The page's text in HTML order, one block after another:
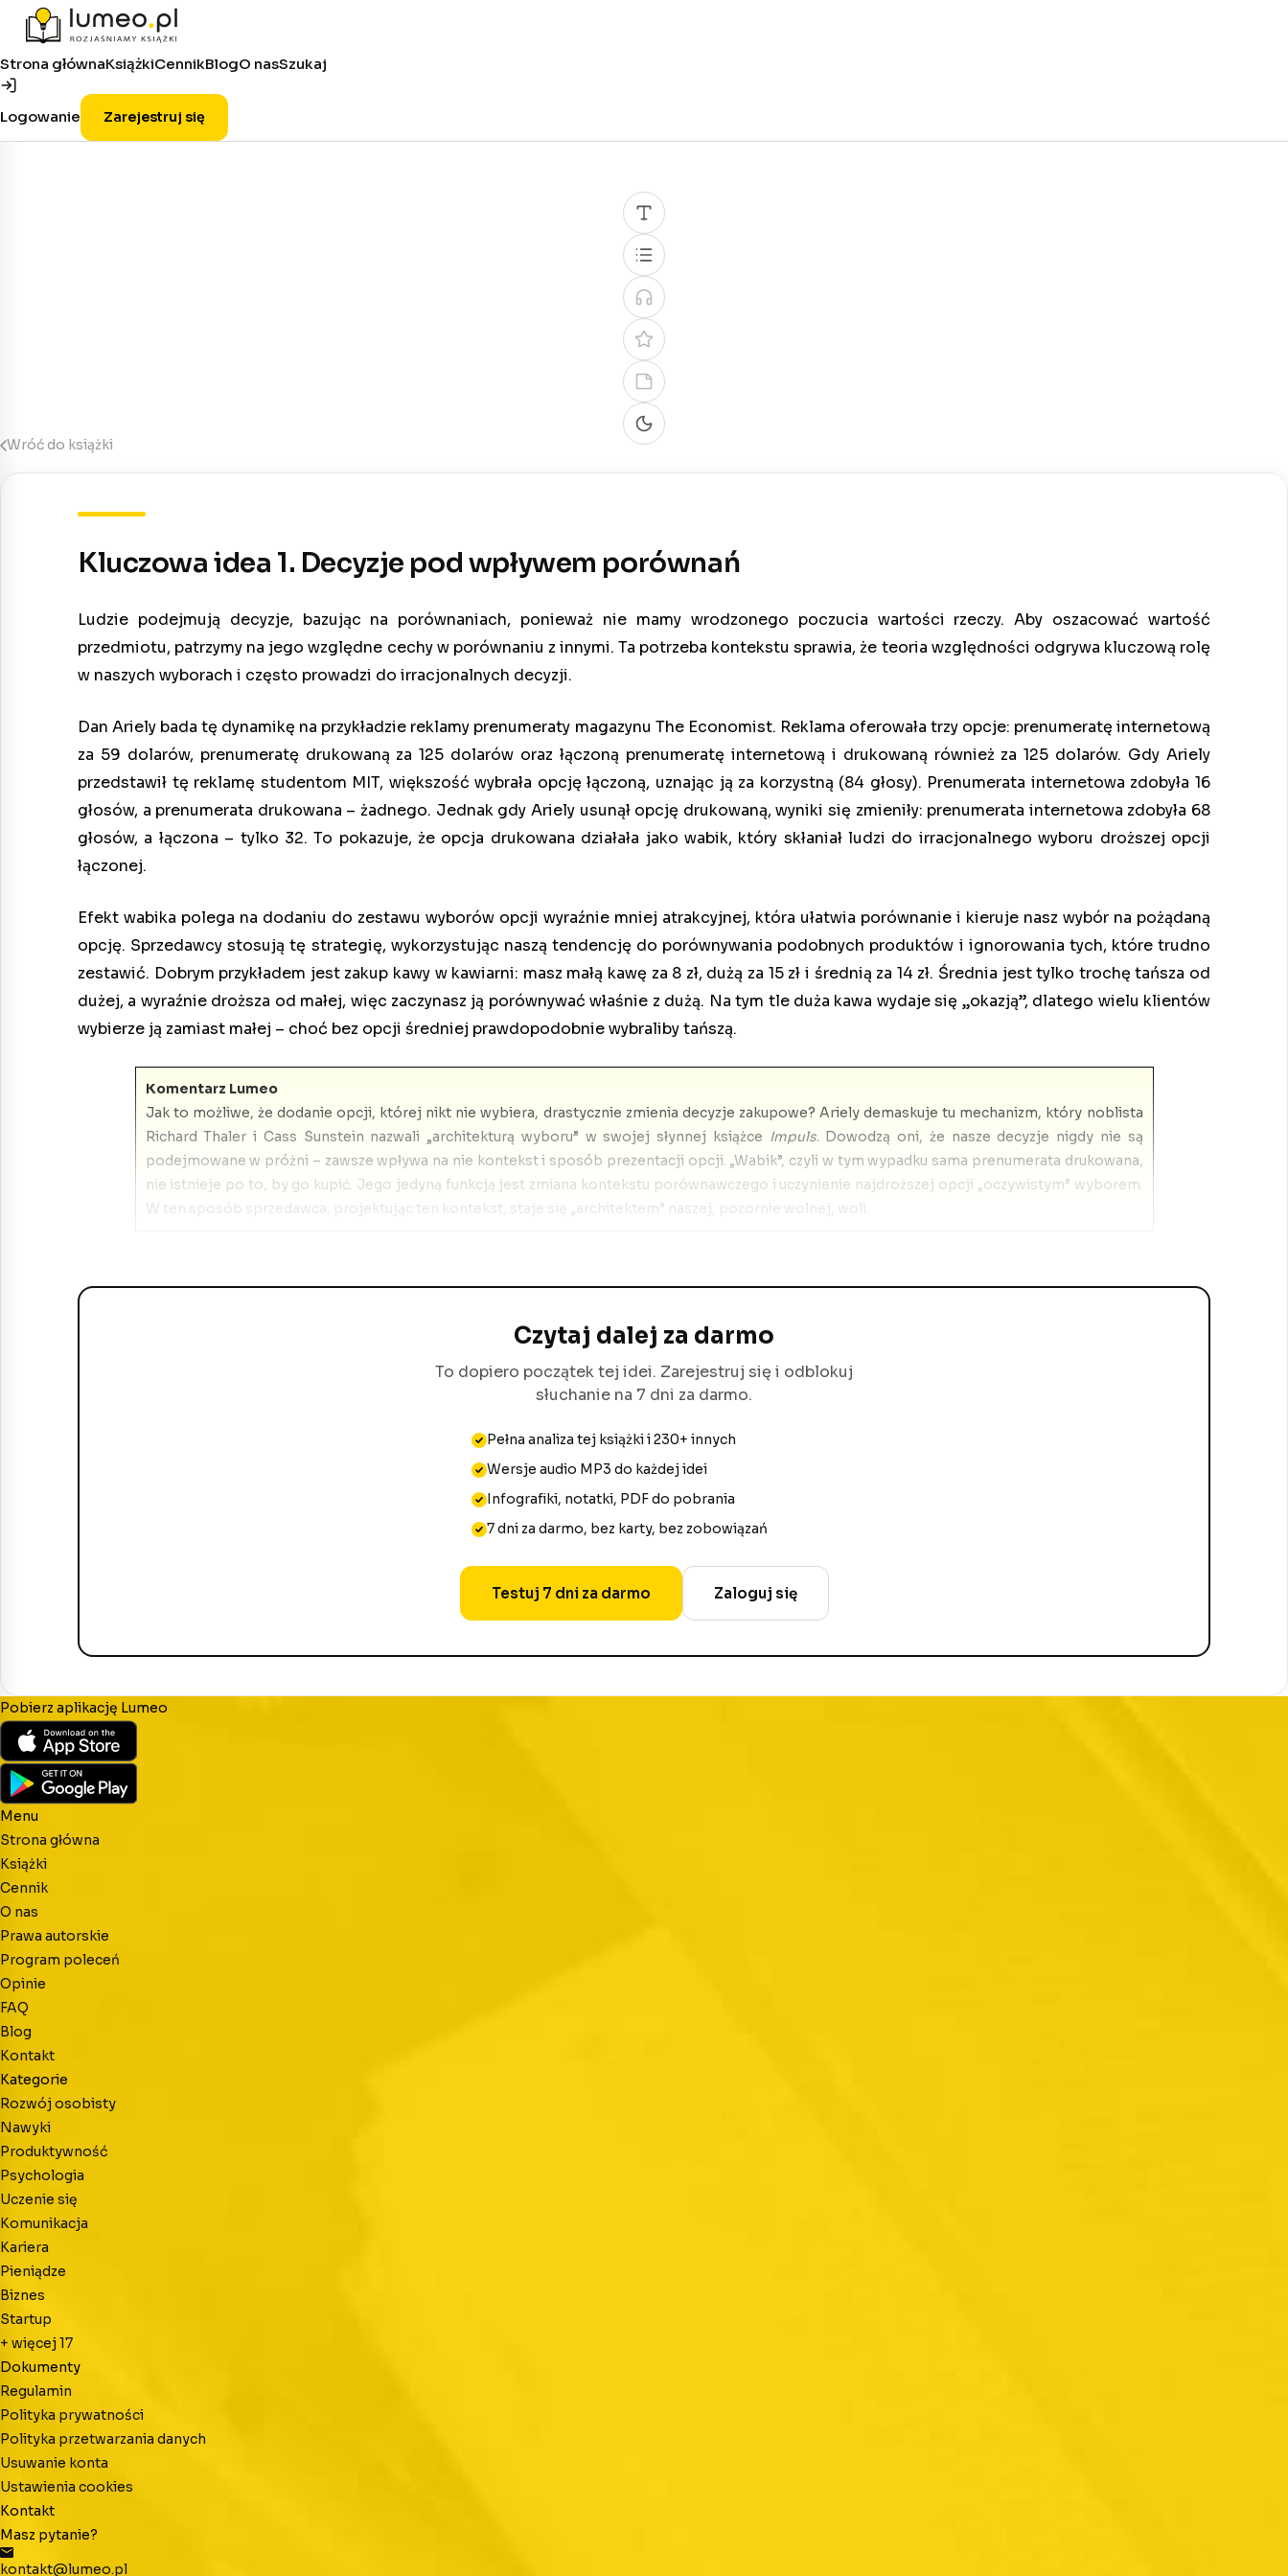
Strona głównaKsiążkiCennikBlogO nasSzukaj
Logowanie Zarejestruj się
Wróć do książki
Kluczowa idea 1. Decyzje pod wpływem porównań
Ludzie podejmują decyzje, bazując na porównaniach, ponieważ nie mamy wrodzonego poczucia wartości rzeczy. Aby oszacować wartość
przedmiotu, patrzymy na jego względne cechy w porównaniu z innymi. Ta potrzeba kontekstu sprawia, że teoria względności odgrywa kluczową rolę
w naszych wyborach i często prowadzi do irracjonalnych decyzji.
Dan Ariely bada tę dynamikę na przykładzie reklamy prenumeraty magazynu The Economist. Reklama oferowała trzy opcje: prenumeratę internetową
za 59 dolarów, prenumeratę drukowaną za 125 dolarów oraz łączoną prenumeratę internetową i drukowaną również za 125 dolarów. Gdy Ariely
przedstawił tę reklamę studentom MIT, większość wybrała opcję łączoną, uznając ją za korzystną (84 głosy). Prenumerata internetowa zdobyła 16
głosów, a prenumerata drukowana – żadnego. Jednak gdy Ariely usunął opcję drukowaną, wyniki się zmieniły: prenumerata internetowa zdobyła 68
głosów, a łączona – tylko 32. To pokazuje, że opcja drukowana działała jako wabik, który skłaniał ludzi do irracjonalnego wyboru droższej opcji
łączonej.
Efekt wabika polega na dodaniu do zestawu wyborów opcji wyraźnie mniej atrakcyjnej, która ułatwia porównanie i kieruje nasz wybór na pożądaną
opcję. Sprzedawcy stosują tę strategię, wykorzystując naszą tendencję do porównywania podobnych produktów i ignorowania tych, które trudno
zestawić. Dobrym przykładem jest zakup kawy w kawiarni: masz małą kawę za 8 zł, dużą za 15 zł i średnią za 14 zł. Średnia jest tylko trochę tańsza od
dużej, a wyraźnie droższa od małej, więc zaczynasz ją porównywać właśnie z dużą. Na tym tle duża kawa wydaje się „okazją”, dlatego wielu klientów
wybierze ją zamiast małej – choć bez opcji średniej prawdopodobnie wybraliby tańszą.
Komentarz Lumeo
Jak to możliwe, że dodanie opcji, której nikt nie wybiera, drastycznie zmienia decyzje zakupowe? Ariely demaskuje tu mechanizm, który noblista
Richard Thaler i Cass Sunstein nazwali „architekturą wyboru” w swojej słynnej książce Impuls. Dowodzą oni, że nasze decyzje nigdy nie są
podejmowane w próżni – zawsze wpływa na nie kontekst i sposób prezentacji opcji. „Wabik”, czyli w tym wypadku sama prenumerata drukowana,
nie istnieje po to, by go kupić. Jego jedyną funkcją jest zmiana kontekstu porównawczego i uczynienie najdroższej opcji „oczywistym” wyborem.
W ten sposób sprzedawca, projektując ten kontekst, staje się „architektem” naszej, pozornie wolnej, woli.
Czytaj dalej za darmo
To dopiero początek tej idei. Zarejestruj się i odblokuj
słuchanie na 7 dni za darmo.
Pełna analiza tej książki i 230+ innych
Wersje audio MP3 do każdej idei
Infografiki, notatki, PDF do pobrania
7 dni za darmo, bez karty, bez zobowiązań
Testuj 7 dni za darmo Zaloguj się
Pobierz aplikację Lumeo
Menu
Strona główna
Książki
Cennik
O nas
Prawa autorskie
Program poleceń
Opinie
FAQ
Blog
Kontakt
Kategorie
Rozwój osobisty
Nawyki
Produktywność
Psychologia
Uczenie się
Komunikacja
Kariera
Pieniądze
Biznes
Startup
+ więcej17
Dokumenty
Regulamin
Polityka prywatności
Polityka przetwarzania danych
Usuwanie konta
Ustawienia cookies
Kontakt
Masz pytanie?
kontakt@lumeo.pl